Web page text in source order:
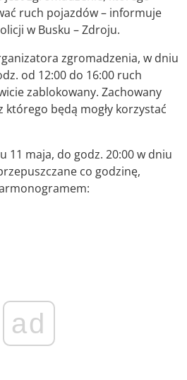
ruch pojazdów – informuje
w Busku – Zdroju.
zgromadzenia, w dniu
od 12:00 do 16:00 ruch
zablokowany. Zachowany
którego będą mogły korzystać
11 maja, do godz. 20:00 w dniu
co godzinę,
ad